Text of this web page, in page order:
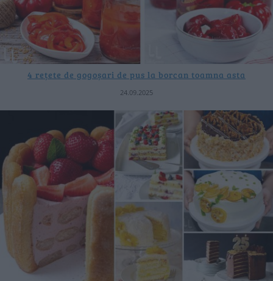
4 rețete de gogoșari de pus la borcan toamna asta
24.09.2025